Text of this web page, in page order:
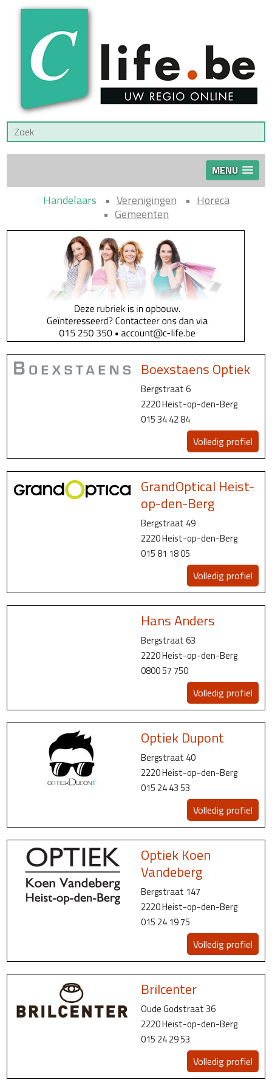
MENU
Handelaars Verenigingen
Horeca
Gemeenten
Boexstaens Optiek
Bergstraat 6
2220 Heist-op-den-Berg
015 34 42 84
Volledig profiel
GrandOptical Heist-
op-den-Berg
Bergstraat 49
2220 Heist-op-den-Berg
015 81 18 05
Volledig profiel
Hans Anders
Bergstraat 63
2220 Heist-op-den-Berg
0800 57 750
Volledig profiel
Optiek Dupont
Bergstraat 40
2220 Heist-op-den-Berg
015 24 43 53
Volledig profiel
Optiek Koen
Vandeberg
Bergstraat 147
2220 Heist-op-den-Berg
015 24 19 75
Volledig profiel
Brilcenter
Oude Godstraat 36
2220 Heist-op-den-Berg
015 24 29 53
Volledig profiel